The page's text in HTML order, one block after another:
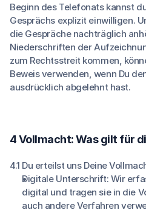
Beginn des Telefonats kannst
Gesprächs explizit einwilligen.
die Gespräche nachträglich
Niederschriften der
zum Rechtsstreit kommen,
Beweis verwenden, wenn Du
ausdrücklich abgelehnt hast.
4 Vollmacht: Was gilt für
4.1 Du erteilst uns Deine
Digitale Unterschrift: Wir
digital und tragen sie in die
auch andere Verfahren